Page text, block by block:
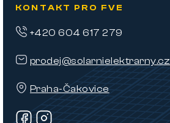
KONTAKT PRO FVE
prodej@solarnielektrarny.cz
Praha-Čakovice
+420 604 617 279